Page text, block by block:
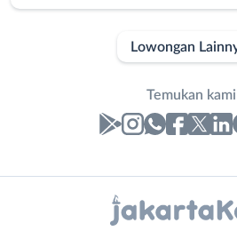
Lowongan
Temukan